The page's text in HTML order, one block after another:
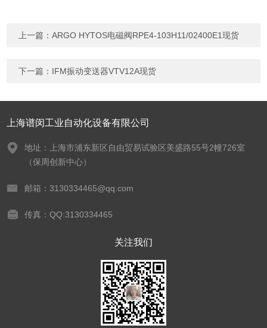
上一篇：ARGO HYTOS电磁阀RPE4-103H11/02400E1现货
下一篇： IFM振动变送器VTV12A现货
上海谱闵工业自动化设备有限公司
地址：上海市浦东新区自由贸易试验区美盛路55号2幢726室
（保周创新中心）
邮箱：3130334465@qq.com
传真：QQ:3130334465
关注我们